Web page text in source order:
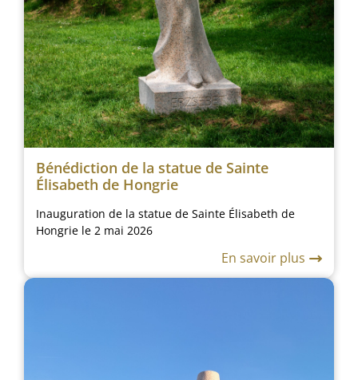
Bénédiction de la statue de Sainte
Élisabeth de Hongrie
Inauguration de la statue de Sainte Élisabeth de
Hongrie le 2 mai 2026
En savoir plus